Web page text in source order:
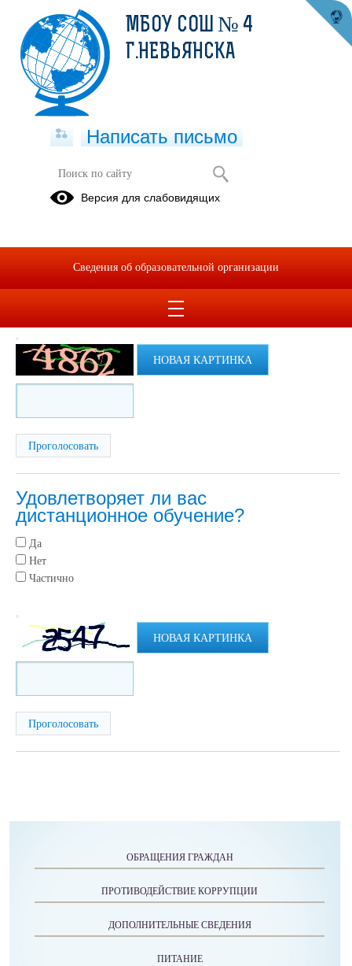
Опросы
Да, полностью
НОВАЯ КАРТИНКА
Удовлетворяет ли вас
дистанционное обучение?
Да
Нет
Частично
НОВАЯ КАРТИНКА
ОБРАЩЕНИЯ ГРАЖДАН
ПРОТИВОДЕЙСТВИЕ КОРРУПЦИИ
ДОПОЛНИТЕЛЬНЫЕ СВЕДЕНИЯ
ПИТАНИЕ
МБОУ СОШ № 4
Г.НЕВЬЯНСКА
Написать письмо
Версия для слабовидящих
Сведения об образовательной организации